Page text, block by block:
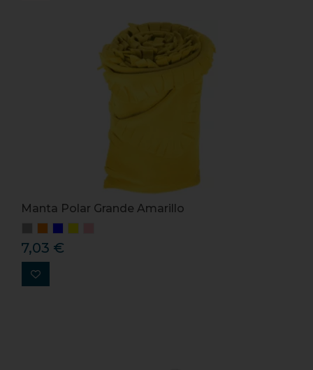
Manta Polar Grande Amarillo
7,03 €